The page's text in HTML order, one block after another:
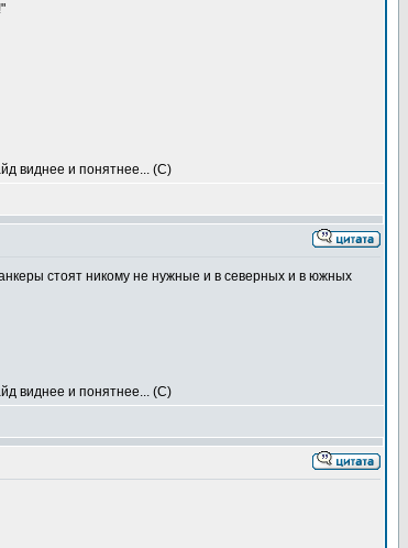
виднее и понятнее... (С)
стоят никому не нужные и в северных и в южных
виднее и понятнее... (С)